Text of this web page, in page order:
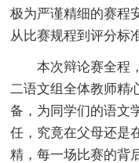
极为严谨精细的赛程
从比赛规程到评分标
本次辩论赛全程，
二语文组全体教师精
备，为同学们的语文
任，究竟在父母还是
精，每一场比赛的背